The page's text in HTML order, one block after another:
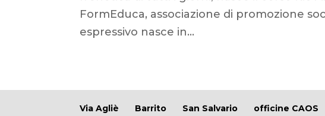
FormEduca, associazione di promozione
espressivo nasce in...
Via Agliè Barrito San Salvario officine CAOS